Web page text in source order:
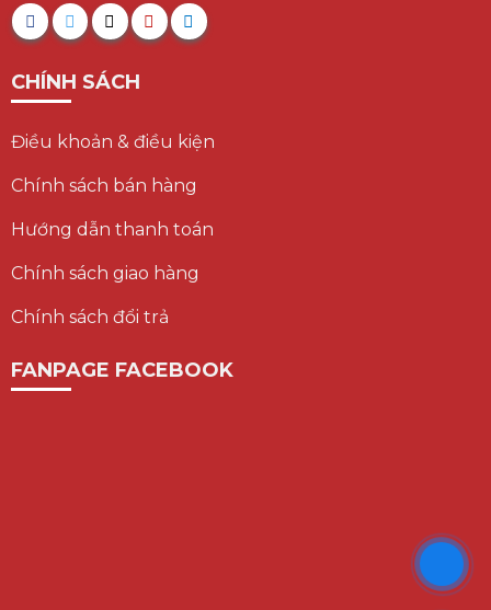
CHÍNH SÁCH
Điều khoản & điều kiện
Chính sách bán hàng
Hướng dẫn thanh toán
Chính sách giao hàng
Chính sách đổi trả
FANPAGE FACEBOOK